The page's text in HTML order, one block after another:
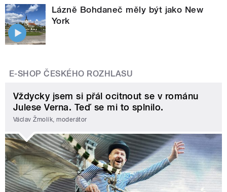
Lázně Bohdaneč měly být jako New
York
E-SHOP ČESKÉHO ROZHLASU
Vždycky jsem si přál ocitnout se v románu
Julese Verna. Teď se mi to splnilo.
Václav Žmolík, moderátor